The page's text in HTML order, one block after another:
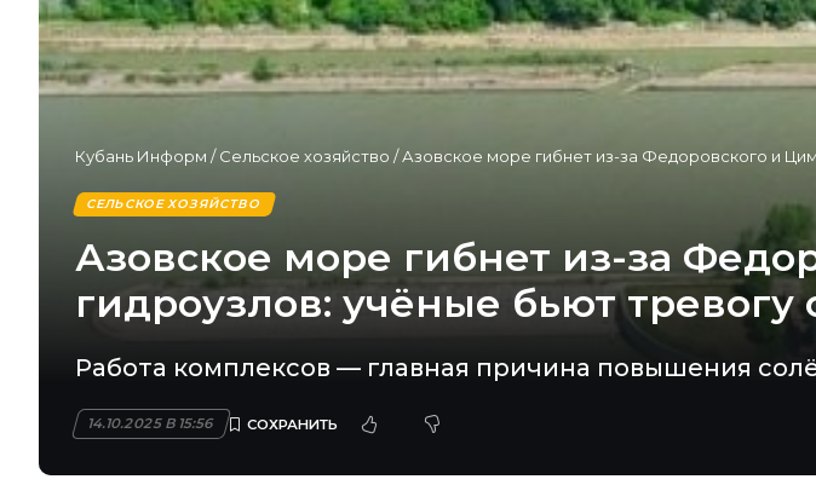
Кубань Информ /Сельское хозяйство /Азовское море гибнет из-за Федоровского и
СЕЛЬСКОЕ ХОЗЯЙСТВО
Азовское море гибнет из-за
гидроузлов: учёные бьют
Работа комплексов — главная причина повышения
14.10.2025 В 15:56